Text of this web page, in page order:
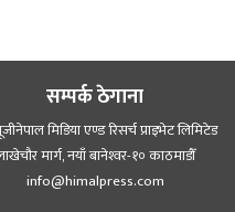
सम्पर्क ठेगाना
मिडिया एण्ड रिसर्च प्राइभेट लिमिटेड
मार्ग, नयाँ बानेश्‍वर-१० काठमाडौँ
info@himalpress.com